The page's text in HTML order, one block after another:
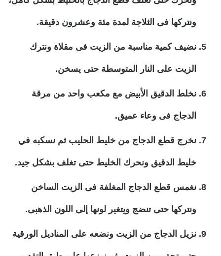
ونتركها فى الثلاجة لمدة مئة وعشرون دقيقة.
نضيف كمية مناسبة من الزيت فى مقلاة ونترك
الزيت على النار المتوسطة حتى يسخن.
نخلط الدقيق الأبيض مع مكعب واحد من مرقة
الدجاج فى وعاء عميق.
نخرج قطع الدجاج من خليط الحليب ثم نسكبه في
خليط الدقيق ونحرك الخليط حتى تغلف بشكل جيد.
نغمس قطع الدجاج المغلفة فى الزيت الساخن
ونتركها حتى تنضج ويتغير لونها إلى اللون الذهبى.
نزيل الدجاج من الزيت ونضعه على المناديل الورقية